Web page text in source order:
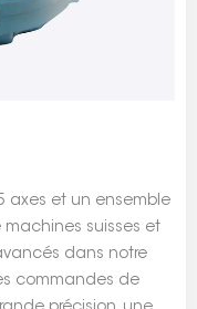
axes et un ensemble
machines suisses et
dans notre
commandes de